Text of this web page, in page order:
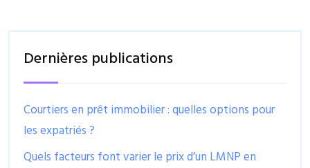
Dernières publications
Courtiers en prêt immobilier : quelles options pour
les expatriés ?
Quels facteurs font varier le prix d’un LMNP en